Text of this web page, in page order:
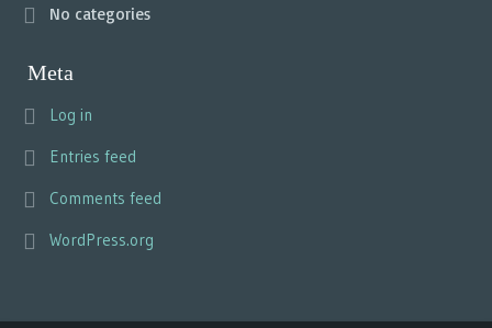
No categories
Meta
Log in
Entries feed
Comments feed
WordPress.org